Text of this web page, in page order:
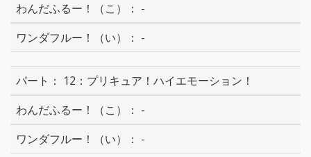
-
-
12：プリキュア！ハイエモーション！
-
-